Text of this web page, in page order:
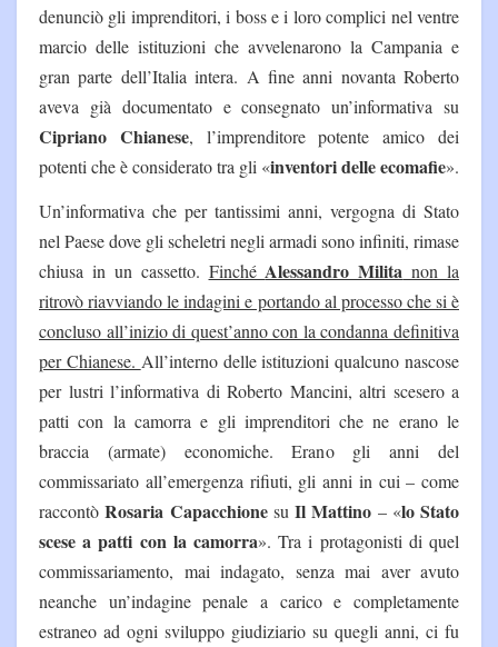
denunciò gli imprenditori, i boss e i loro complici nel ventre
marcio delle istituzioni che avvelenarono la Campania e
gran parte dell’Italia intera. A fine anni novanta Roberto
aveva già documentato e consegnato un’informativa su
Cipriano Chianese, l’imprenditore potente amico dei
potenti che è considerato tra gli «inventori delle ecomafie».
Un’informativa che per tantissimi anni, vergogna di Stato
nel Paese dove gli scheletri negli armadi sono infiniti, rimase
chiusa in un cassetto. FinchéAlessandro Milita non la
ritrovò riavviando le indagini e portando al processo che si è
concluso all’inizio di quest’anno con la condanna definitiva
per Chianese. All’interno delle istituzioni qualcuno nascose
per lustri l’informativa di Roberto Mancini, altri scesero a
patti con la camorra e gli imprenditori che ne erano le
braccia (armate) economiche. Erano gli anni del
commissariato all’emergenza rifiuti, gli anni in cui – come
raccontòRosaria Capacchionesu Il Mattino – «lo Stato
scese a patti con la camorra». Tra i protagonisti di quel
commissariamento, mai indagato, senza mai aver avuto
neanche un’indagine penale a carico e completamente
estraneo ad ogni sviluppo giudiziario su quegli anni, ci fu